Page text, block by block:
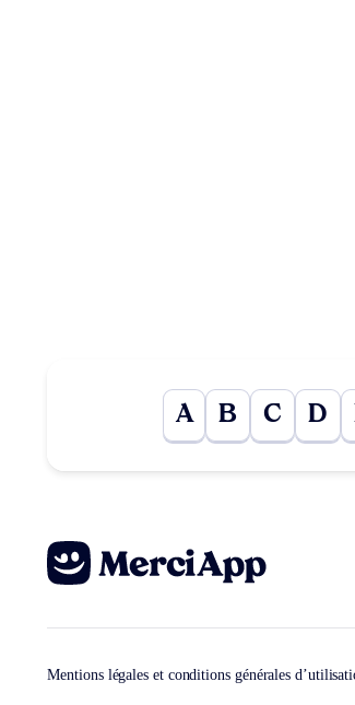
A B C D
Mentions légales et conditions générales